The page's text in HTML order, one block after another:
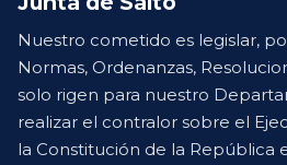
Nuestro cometido es legislar,
Normas, Ordenanzas,
solo rigen para nuestro
realizar el contralor sobre el
la Constitución de la República